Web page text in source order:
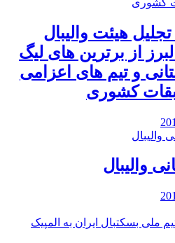
هیئت والیبال
از برترین های لیگ
و تیم های اعزامی
کشوری
والیبال